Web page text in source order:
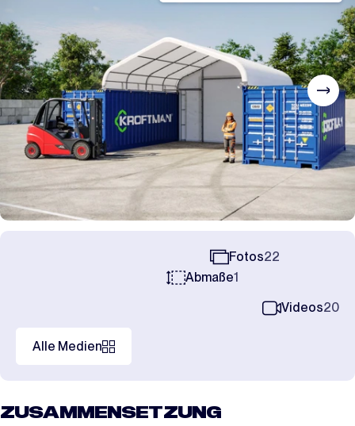
Fotos22
Abmaße1
Videos20
Alle Medien
ZUSAMMENSETZUNG